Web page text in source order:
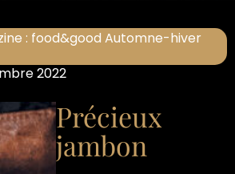
: food&good Automne-hiver
2022
Précieux
jambon